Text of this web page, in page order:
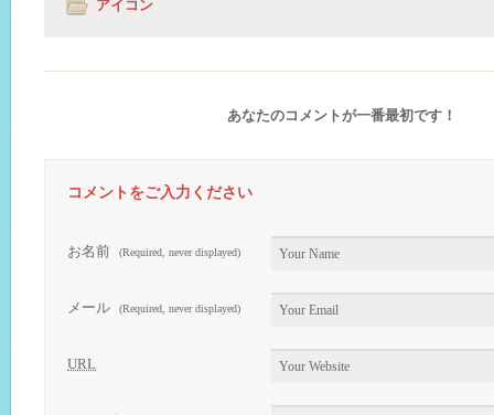
アイコン
あなたのコメントが一番最初です！
コメントをご入力ください
お名前 (Required, never displayed)
メール (Required, never displayed)
URL